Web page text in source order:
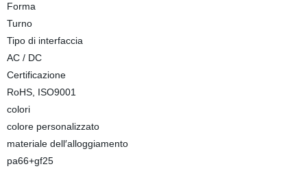
Forma
Turno
Tipo di interfaccia
AC / DC
Certificazione
RoHS, ISO9001
colori
colore personalizzato
materiale dell′alloggiamento
pa66+gf25